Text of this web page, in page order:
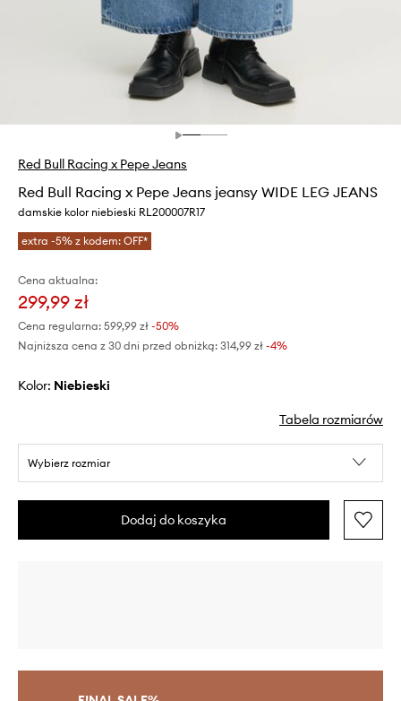
Red Bull Racing x Pepe Jeans
Red Bull Racing x Pepe Jeans jeansy WIDE LEG JEANS
damskie kolor niebieski RL200007R17
extra -5% z kodem: OFF*
Cena aktualna:
299,99 zł
Cena regularna: 599,99 zł -50%
Najniższa cena z 30 dni przed obniżką: 314,99 zł -4%
Kolor: niebieski
Tabela rozmiarów
Wybierz rozmiar
Dodaj do koszyka